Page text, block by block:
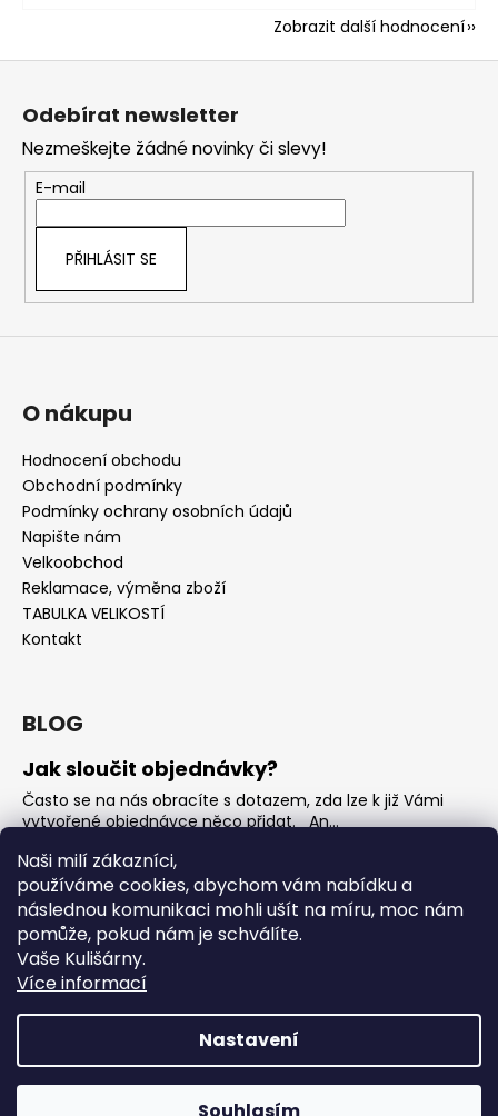
Naši milí zákazníci,
používáme cookies, abychom vám nabídku a
následnou komunikaci mohli ušít na míru, moc nám
pomůže, pokud nám je schválíte.
Vaše Kulišárny.
Více informací
Nastavení
‼️ DO DNEŠNÍ PŮLNOCI‼️ ‼️ Sleva až 50% na Všechno zboží z
Zobrazit další hodnocení
Z
Odebírat newsletter
Nezmeškejte žádné novinky či slevy!
E-mail
PŘIHLÁSIT SE
O nákupu
Hodnocení obchodu
Obchodní podmínky
Podmínky ochrany osobních údajů
Napište nám
Velkoobchod
Reklamace, výměna zboží
TABULKA VELIKOSTÍ
Kontakt
BLOG
Jak sloučit objednávky?
Často se na nás obracíte s dotazem, zda lze k již Vámi
vytvořené objednávce něco přidat. An...
Jak vybrat rostoucí overal na jaro?
Nejčastější otázka, kterou od Vás teď dostáváme je, jak
vybrat rostoucí overal na nadcházející jarní...
OVERALY jaké jsou mezi nimi rozdíly
Overaly jsou velmi oblíbeným kouskem. Snadno se
oblékají, nevykasávají se a přebalování je hračka. ...
Copyright 2026Kulišárny. Všechna práva vyhrazena.